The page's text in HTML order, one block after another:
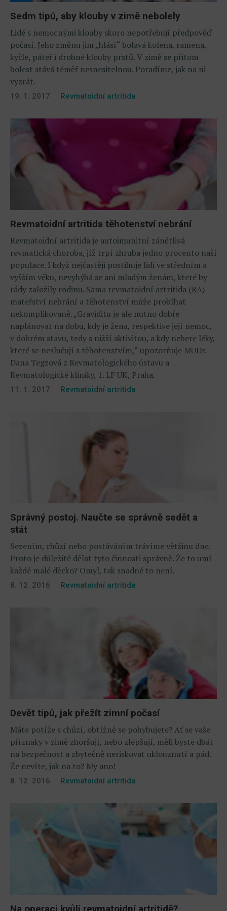
Sedm tipů, aby klouby v zimě nebolely
Lidé s nemocnými klouby skoro nepotřebují předpověď
počasí. Jeho změnu jim „hlásí“ bolavá kolena, ramena,
kyčle, páteř i drobné klouby prstů. V zimě se přitom
bolest stává téměř nesnesitelnou. Poradíme, jak na ni
vyzrát.
19. 1. 2017 Revmatoidní artritida
Revmatoidní artritida těhotenství nebrání
Revmatoidní artritida je autoimunitní zánětlivá
revmatická choroba, jíž trpí zhruba jedno procento naší
populace. I když nejčastěji postihuje lidi ve středním a
vyšším věku, nevyhýbá se ani mladým ženám, které by
rády založily rodinu. Sama revmatoidní artritida (RA)
mateřství nebrání a těhotenství může probíhat
nekomplikovaně. „Graviditu je ale nutno dobře
naplánovat na dobu, kdy je žena, respektive její nemoc,
v dobrém stavu, tedy s nižší aktivitou, a kdy nebere léky,
které se neslučují s těhotenstvím,“ upozorňuje MUDr.
Dana Tegzová z Revmatologického ústavu a
Revmatologické kliniky, 1. LF UK, Praha.
11. 1. 2017 Revmatoidní artritida
Správný postoj. Naučte se správně sedět a
stát
Sezením, chůzí nebo postáváním trávíme většinu dne.
Proto je důležité dělat tyto činnosti správně. Že to umí
každé malé děcko? Omyl, tak snadné to není.
8. 12. 2016 Revmatoidní artritida
Devět tipů, jak přežít zimní počasí
Máte potíže s chůzí, obtížně se pohybujete? Ať se vaše
příznaky v zimě zhoršují, nebo zlepšují, měli byste dbát
na bezpečnost a zbytečně neriskovat uklouznutí a pád.
Že nevíte, jak na to? My ano!
8. 12. 2016 Revmatoidní artritida
Na operaci kvůli revmatoidní artritidě?